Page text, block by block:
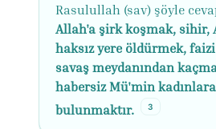
Rasulullah (sav) şöyle
Allah'a şirk koşmak, sihir,
haksız yere öldürmek,
savaş meydanından
habersiz Mü'min
bulunmaktır.
3